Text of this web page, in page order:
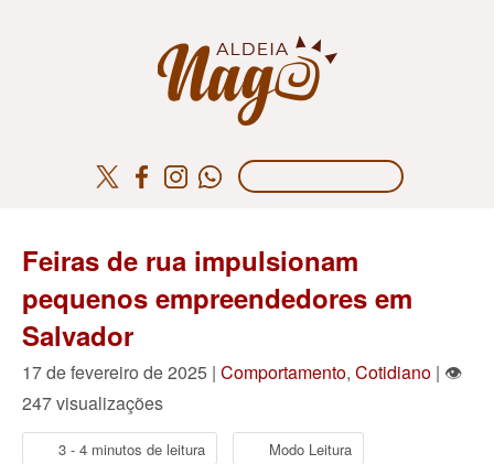
Feiras de rua impulsionam
pequenos empreendedores em
Salvador
17 de fevereiro de 2025 | Comportamento, Cotidiano | 👁
247 visualizações
3 - 4 minutos de leitura Modo Leitura